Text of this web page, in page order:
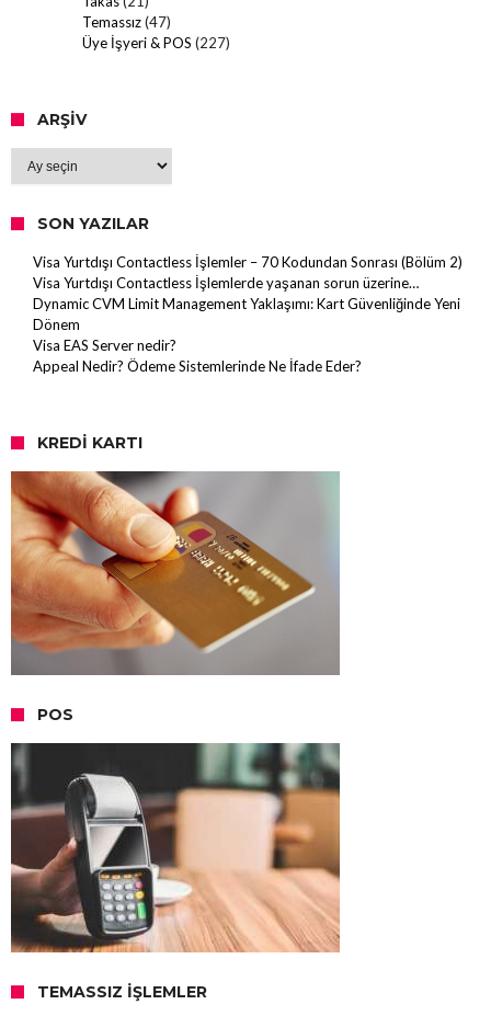
Temassız(47)
Üye İşyeri & POS (227)
ARŞIV
Arşiv
SON YAZILAR
Visa Yurtdışı Contactless İşlemler – 70 Kodundan Sonrası (Bölüm 2)
Visa Yurtdışı Contactless İşlemlerde yaşanan sorun üzerine…
Dynamic CVM Limit Management Yaklaşımı: Kart Güvenliğinde Yeni
Dönem
Visa EAS Server nedir?
Appeal Nedir? Ödeme Sistemlerinde Ne İfade Eder?
KREDI KARTI
POS
TEMASSIZ İŞLEMLER